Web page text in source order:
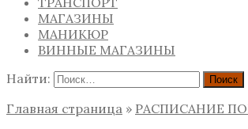
МАГАЗИНЫ
МАНИКЮР
ВИННЫЕ МАГАЗИНЫ
Найти:
Главная страница » РАСПИСАНИЕ